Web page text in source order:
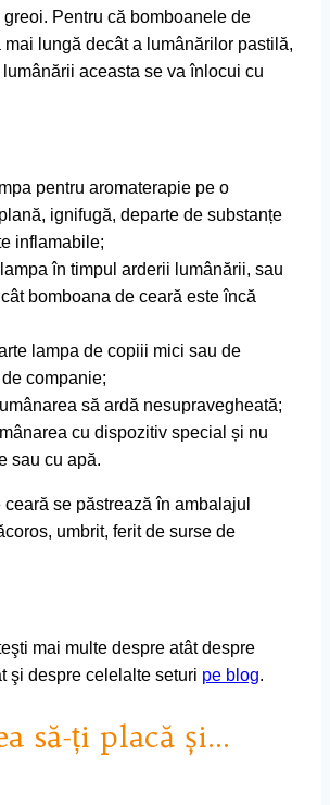
Pentru că bomboanele de
mai lungă decât a lumânărilor pastilă,
aceasta se va înlocui cu
pentru aromaterapie pe o
ignifugă, departe de substanțe
inflamabile;
în timpul arderii lumânării, sau
bomboana de ceară este încă
lampa de copiii mici sau de
companie;
să ardă nesupravegheată;
cu dispozitiv special și nu
sau cu apă.
se păstrează în ambalajul
umbrit, ferit de surse de
mai multe despre atât despre
şi despre celelalte seturi pe blog.
să-ți placă și…